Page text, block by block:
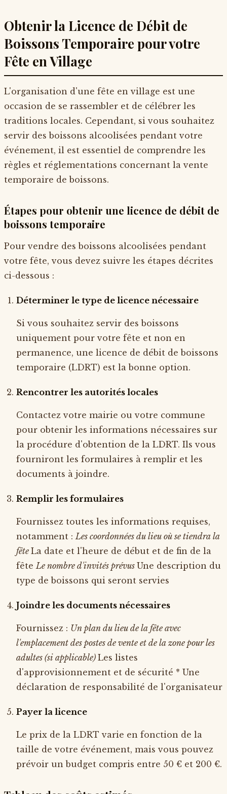
Obtenir la Licence de Débit de
Boissons Temporaire pour votre
Fête en Village
L'organisation d'une fête en village est une
occasion de se rassembler et de célébrer les
traditions locales. Cependant, si vous souhaitez
servir des boissons alcoolisées pendant votre
événement, il est essentiel de comprendre les
règles et réglementations concernant la vente
temporaire de boissons.
Étapes pour obtenir une licence de débit de
boissons temporaire
Pour vendre des boissons alcoolisées pendant
votre fête, vous devez suivre les étapes décrites
ci-dessous :
Déterminer le type de licence nécessaire
Si vous souhaitez servir des boissons
uniquement pour votre fête et non en
permanence, une licence de débit de boissons
temporaire (LDRT) est la bonne option.
Rencontrer les autorités locales
Contactez votre mairie ou votre commune
pour obtenir les informations nécessaires sur
la procédure d'obtention de la LDRT. Ils vous
fourniront les formulaires à remplir et les
documents à joindre.
Remplir les formulaires
Fournissez toutes les informations requises,
notamment : Les coordonnées du lieu où se tiendra la
fête La date et l'heure de début et de fin de la
fête Le nombre d'invités prévus Une description du
type de boissons qui seront servies
Joindre les documents nécessaires
Fournissez : Un plan du lieu de la fête avec
l'emplacement des postes de vente et de la zone pour les
adultes (si applicable) Les listes
d'approvisionnement et de sécurité * Une
déclaration de responsabilité de l'organisateur
Payer la licence
Le prix de la LDRT varie en fonction de la
taille de votre événement, mais vous pouvez
prévoir un budget compris entre 50 € et 200 €.